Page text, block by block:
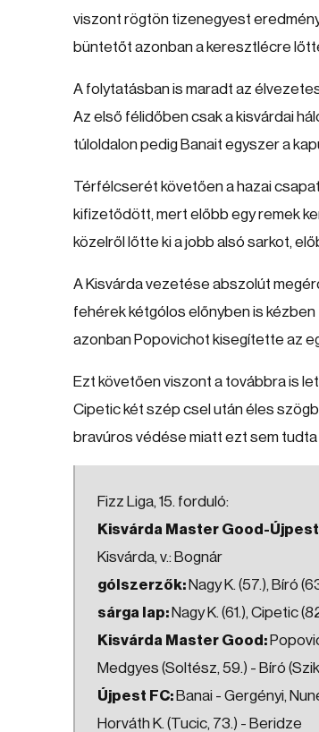
viszont rögtön tizenegyest
büntetőt azonban a keresztlécre
A folytatásban is maradt az
Az első félidőben csak a kisvárdai
túloldalon pedig Banait egyszer a
Térfélcserét követően a hazai
kifizetődött, mert előbb egy remek
közelről lőtte ki a jobb alsó sarkot,
A Kisvárda vezetése abszolút
fehérek kétgólos előnyben is
azonban Popovichot kisegítette az
Ezt követően viszont a továbbra is
Cipetic két szép csel után éles
bravúros védése miatt ezt sem
Fizz Liga, 15. forduló:
Kisvárda Master Good-
Kisvárda, v.: Bognár
gólszerzők: Nagy K. (57.), Bíró
sárga lap: Nagy K. (61.), Cipetic
Kisvárda Master Good:
Medgyes (Soltész, 59.) - Bíró
Újpest FC: Banai - Gergényi,
Horváth K. (Tucic, 73.) - Beridze